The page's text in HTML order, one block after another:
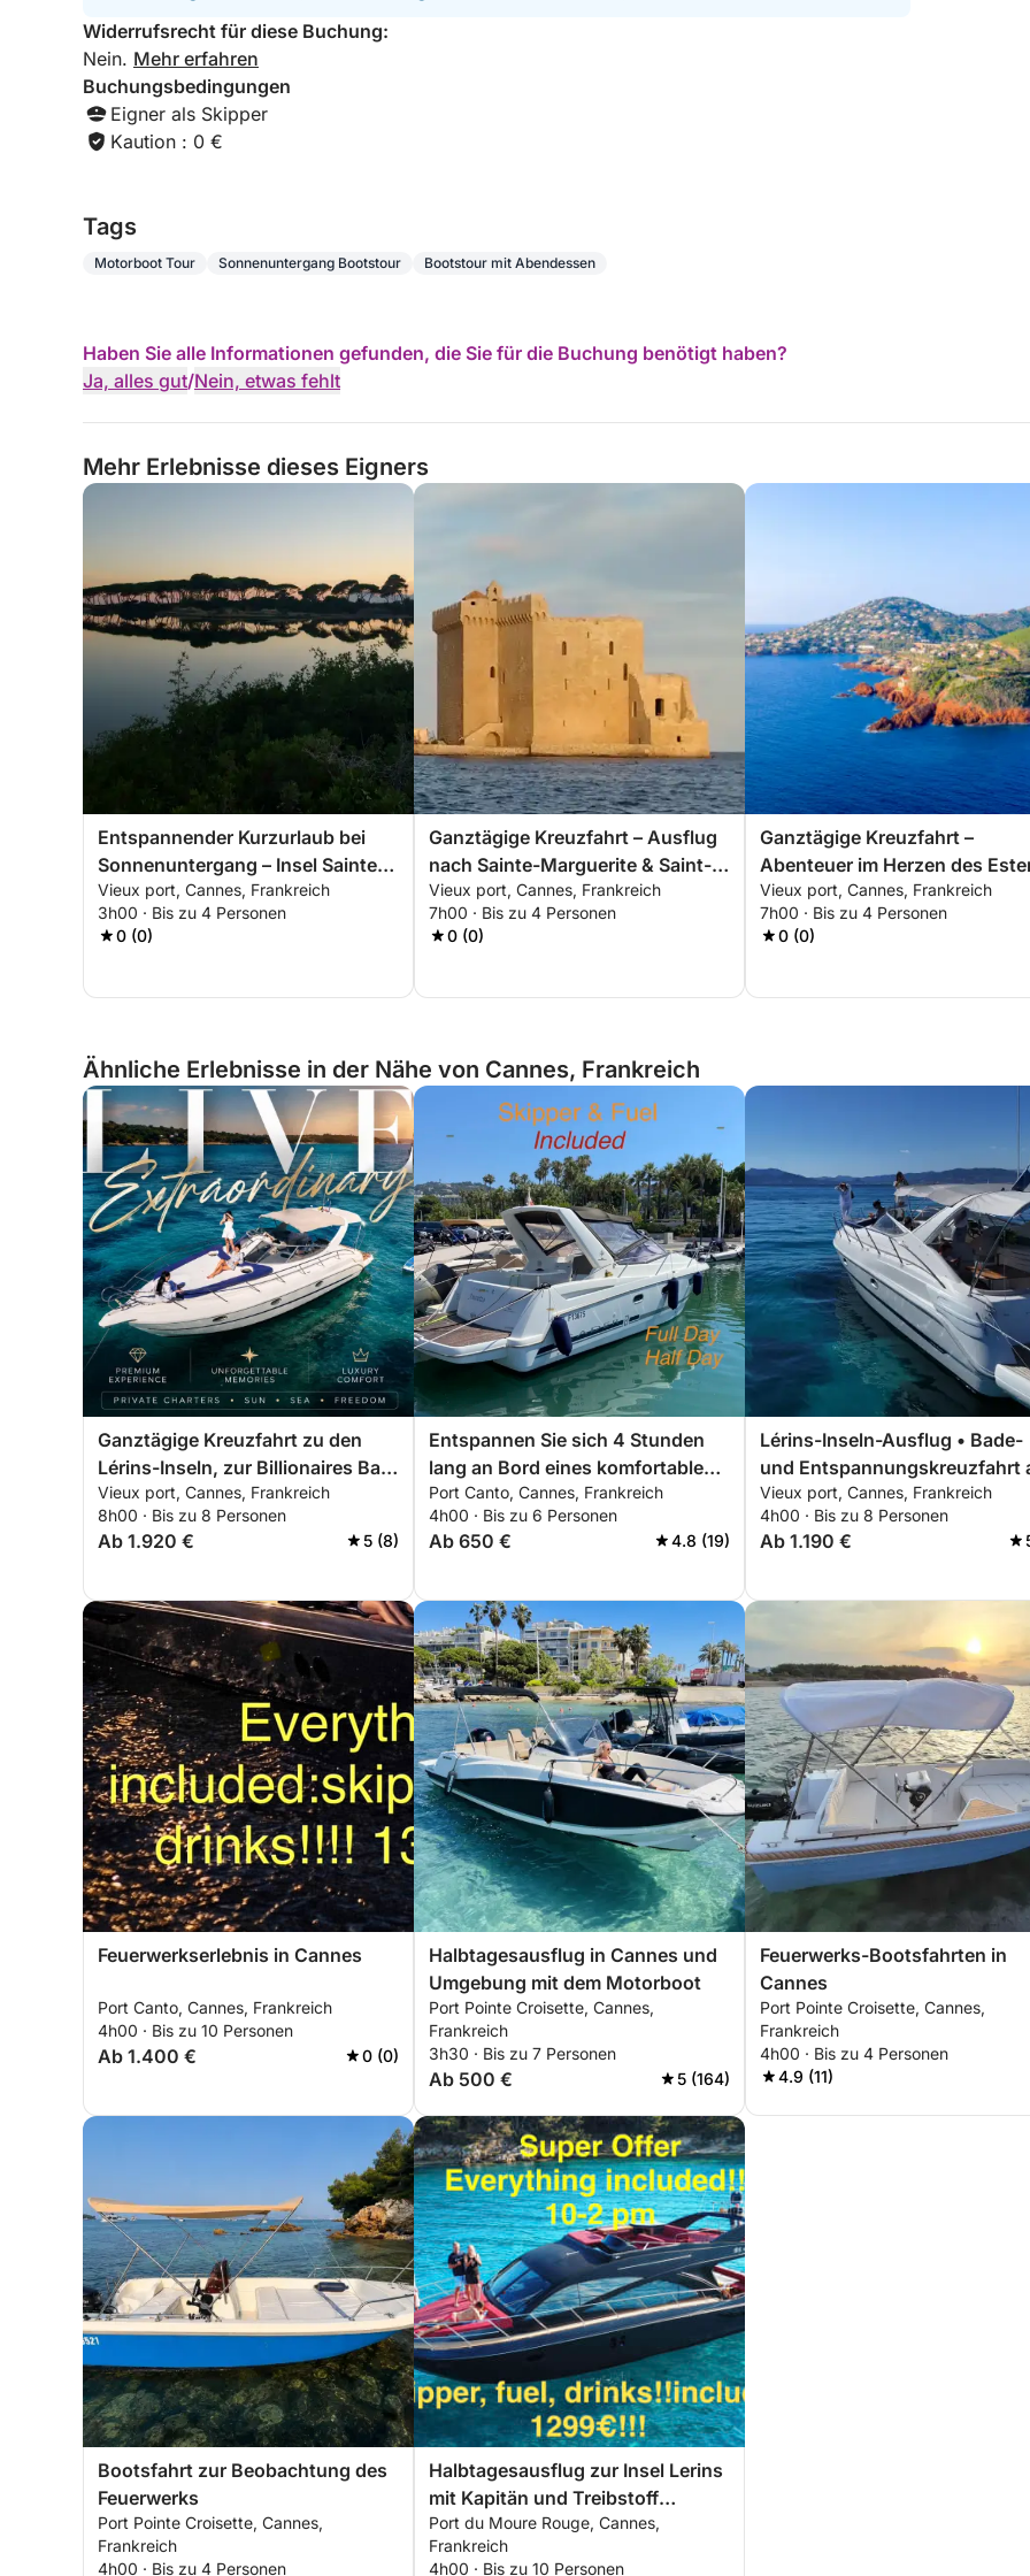
Widerrufsrecht für diese Buchung:
Nein. Mehr erfahren
Buchungsbedingungen
Eigner als Skipper
Kaution : 0 €
Tags
Motorboot Tour Sonnenuntergang Bootstour Bootstour mit Abendessen
Haben Sie alle Informationen gefunden, die Sie für die Buchung benötigt haben?
Ja, alles gut/Nein, etwas fehlt
Mehr Erlebnisse dieses Eigners
Entspannender Kurzurlaub bei
Sonnenuntergang – Insel Sainte-
Marguerite
Vieux port, Cannes, Frankreich
3h00 · Bis zu 4 Personen
0 (0)
Ganztägige Kreuzfahrt – Ausflug
nach Sainte-Marguerite & Saint-
Honorat
Vieux port, Cannes, Frankreich
7h00 · Bis zu 4 Personen
0 (0)
Ganztägige Kreuzfahrt –
Abenteuer im Herzen des
Massivs
Vieux port, Cannes, Frankreich
7h00 · Bis zu 4 Personen
0 (0)
Ähnliche Erlebnisse in der Nähe von Cannes, Frankreich
Ganztägige Kreuzfahrt zu den
Lérins-Inseln, zur Billionaires Bay
und nach Théoule-sur-Mer
Vieux port, Cannes, Frankreich
8h00 · Bis zu 8 Personen
Ab 1.920 € 5 (8)
Entspannen Sie sich 4 Stunden
lang an Bord eines komfortablen
Bootes rund um die Lérins-Inseln.
Spezieller Rabatt für Paare!
Port Canto, Cannes, Frankreich
4h00 · Bis zu 6 Personen
Ab 650 € 4.8 (19)
Lérins-Inseln-Ausflug • Bade-
und Entspannungskreuzfahrt
Cannes
Vieux port, Cannes, Frankreich
4h00 · Bis zu 8 Personen
Ab 1.190 €
Feuerwerkserlebnis in Cannes
Port Canto, Cannes, Frankreich
4h00 · Bis zu 10 Personen
Ab 1.400 € 0 (0)
Halbtagesausflug in Cannes und
Umgebung mit dem Motorboot
Port Pointe Croisette, Cannes,
Frankreich
3h30 · Bis zu 7 Personen
Ab 500 € 5 (164)
Feuerwerks-Bootsfahrten in
Cannes
Port Pointe Croisette, Cannes,
Frankreich
4h00 · Bis zu 4 Personen
4.9 (11)
Bootsfahrt zur Beobachtung des
Feuerwerks
Port Pointe Croisette, Cannes,
Frankreich
4h00 · Bis zu 4 Personen
Halbtagesausflug zur Insel Lerins
mit Kapitän und Treibstoff
inklusive
Port du Moure Rouge, Cannes,
Frankreich
4h00 · Bis zu 10 Personen